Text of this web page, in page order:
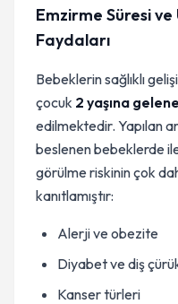
Emzirme Süresi ve
Faydaları
Bebeklerin sağlıklı
çocuk 2 yaşına
edilmektedir. Yapılan
beslenen bebeklerde
görülme riskinin çok
kanıtlamıştır:
Alerji ve obezite
Diyabet ve diş
Kanser türleri